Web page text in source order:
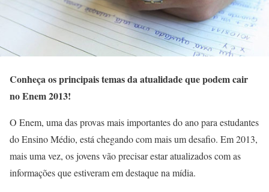
Conheça os principais temas da atualidade que podem cair
no Enem 2013!
O Enem, uma das provas mais importantes do ano para estudantes
do Ensino Médio, está chegando com mais um desafio. Em 2013,
mais uma vez, os jovens vão precisar estar atualizados com as
informações que estiveram em destaque na mídia.